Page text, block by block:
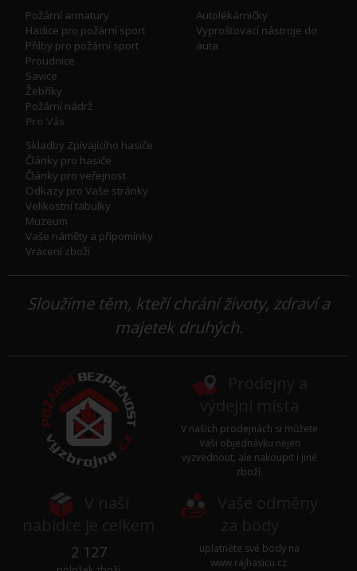
Požární armatury
Hadice pro požární sport
Přilby pro požární sport
Proudnice
Savice
Žebříky
Požární nádrž
Autolékárničky
Vyprošťovací nástroje do
auta
Pro Vás
Skladby Zpívajícího hasiče
Články pro hasiče
Články pro veřejnost
Odkazy pro Vaše stránky
Velikostní tabulky
Muzeum
Vaše náměty a přípomínky
Vrácení zboží
Sloužíme těm, kteří chrání životy, zdraví a
majetek druhých.
V našich prodejnách si můžete
Vaši objednávku nejen
vyzvednout, ale nakoupit i jiné
zboží.
2 127
uplatněte své body na
www.rajhasicu.cz.